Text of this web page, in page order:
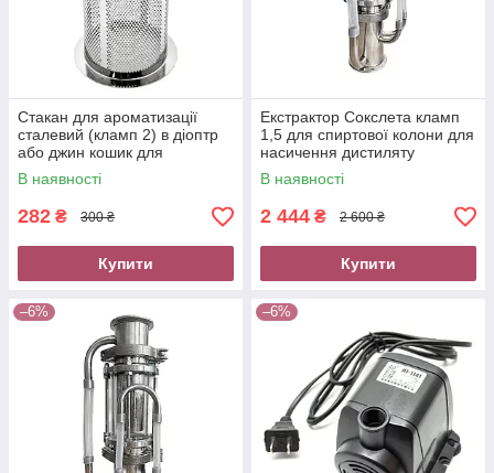
Стакан для ароматизації
сталевий (кламп 2) в діоптр
або джин кошик для
спиртової колони
В наявності
282 ₴ 300 ₴
Купити
Екстрактор Сокслета кламп
1,5 для спиртової колони для
насичення дистиляту
ароматом
В наявності
2 444 ₴ 2 600 ₴
Купити
–6% –6%